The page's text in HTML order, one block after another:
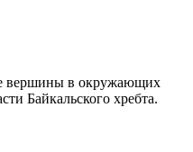
вершины в окружающих
Байкальского хребта.